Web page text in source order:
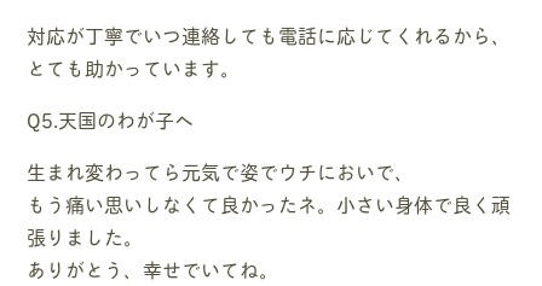
対応が丁寧でいつ連絡しても電話に応じてくれるから、
とても助かっています。
Q5.天国のわが子へ
生まれ変わってら元気で姿でウチにおいで、
もう痛い思いしなくて良かったネ。小さい身体で良く頑
張りました。
ありがとう、幸せでいてね。